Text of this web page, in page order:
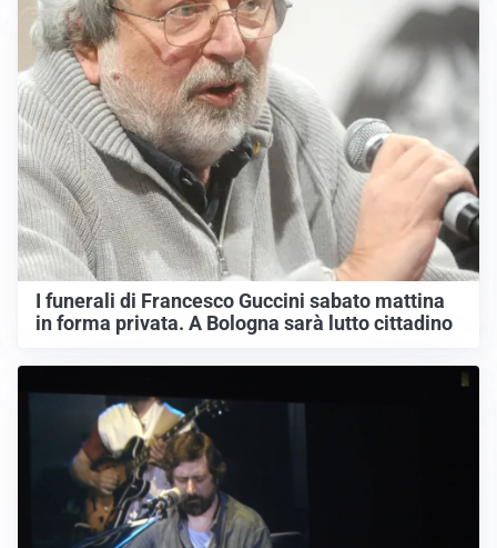
I funerali di Francesco Guccini sabato mattina
in forma privata. A Bologna sarà lutto cittadino